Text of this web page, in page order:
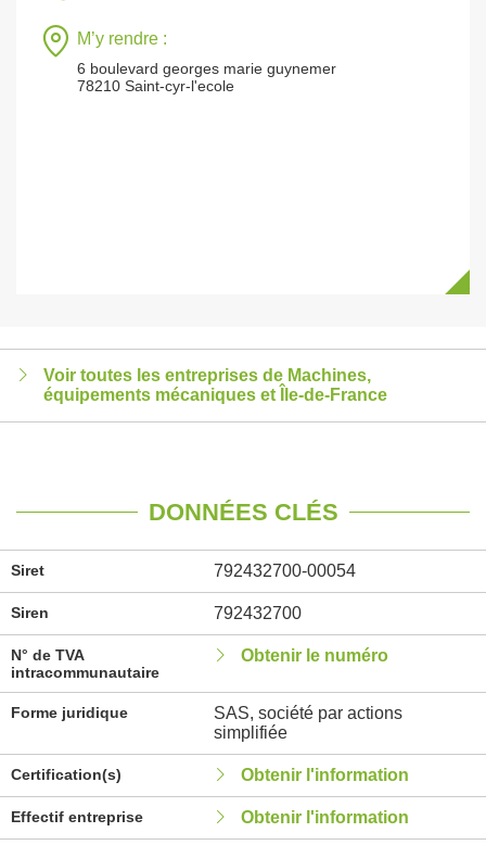
M’y rendre :
6 boulevard georges marie guynemer
78210 Saint-cyr-l'ecole
Voir toutes les entreprises de Machines,
équipements mécaniques et Île-de-France
DONNÉES CLÉS
Siret 792432700-00054
Siren 792432700
N° de TVA
intracommunautaire
Obtenir le numéro
Forme juridique
SAS, société par actions
simplifiée
Certification(s) Obtenir l'information
Effectif entreprise Obtenir l'information